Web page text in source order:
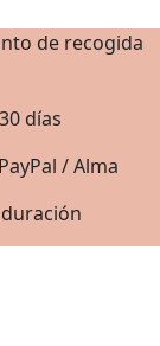
de recogida
días
/ Alma